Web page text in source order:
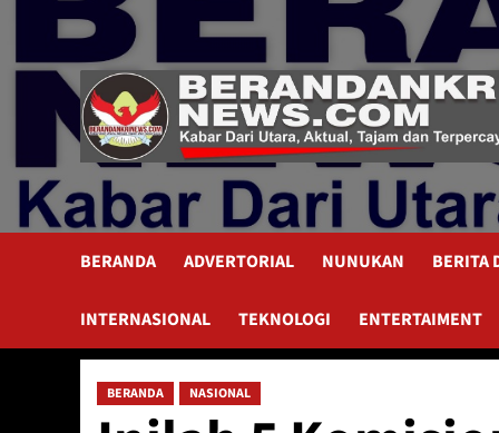
content
BERANDA ADVERTORIAL NUNUKAN BERITA
INTERNASIONAL TEKNOLOGI ENTERTAIMENT
BERANDA NASIONAL